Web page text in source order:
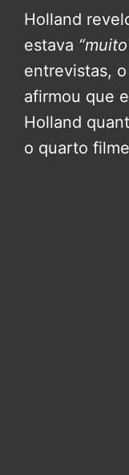
Holland
estava
entrevistas,
afirmou que
Holland
o quarto